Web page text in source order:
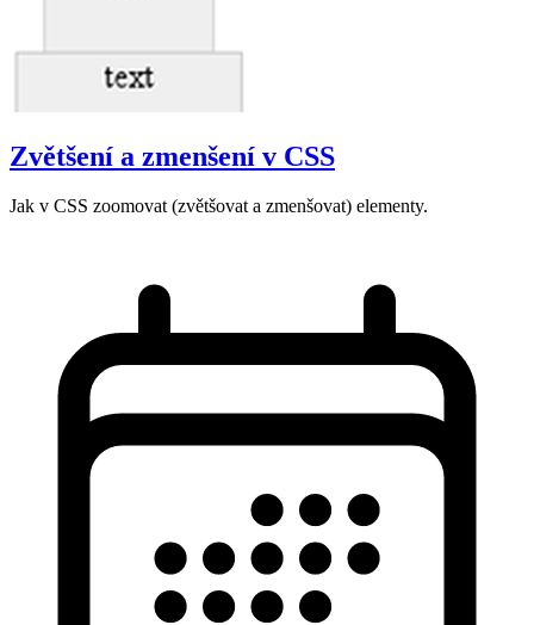
Zvětšení a zmenšení v CSS
Jak v CSS zoomovat (zvětšovat a zmenšovat) elementy.